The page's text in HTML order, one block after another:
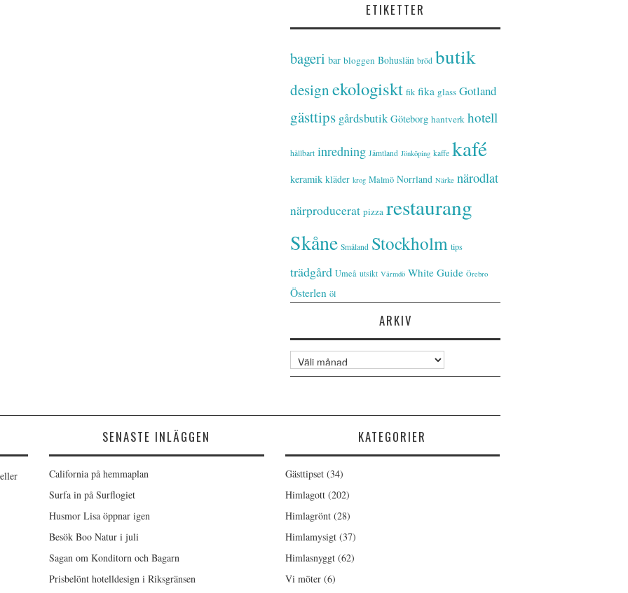
ETIKETTER
bageri bar bloggen Bohuslän bröd butik
designekologiskt fik fika glass Gotland
gästtips gårdsbutik Göteborg hantverk hotell
hållbart inredning Jämtland Jönköping kaffe kafé
keramik kläder krog Malmö Norrland Närke närodlat
närproducerat pizza restaurang
Skåne Småland Stockholm tips
trädgård Umeå utsikt Värmdö White Guide Örebro
Österlen öl
ARKIV
Arkiv
SENASTE INLÄGGEN
California på hemmaplan
Surfa in på Surflogiet
Husmor Lisa öppnar igen
Besök Boo Natur i juli
Sagan om Konditorn och Bagarn
Prisbelönt hotelldesign i Riksgränsen
KATEGORIER
Gästtipset(34)
Himlagott(202)
Himlagrönt(28)
Himlamysigt(37)
Himlasnyggt(62)
Vi möter(6)